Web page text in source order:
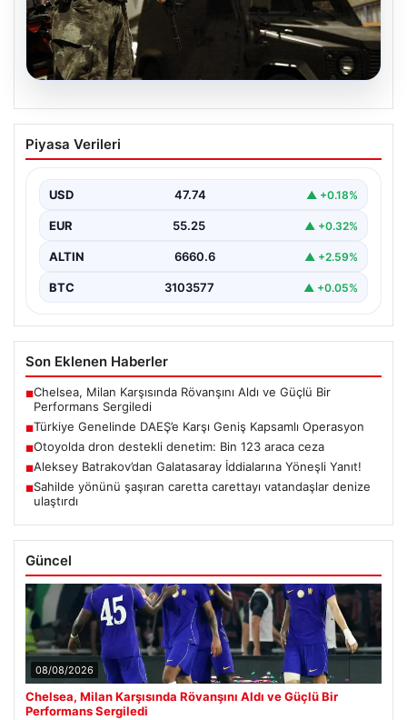
07.08.2026
Türkiye Genelinde DAEŞ’e Karşı Geniş
Kapsamlı Operasyon
yönelik 30 şehirde büyük çaplı bir operasyon
gerçekleştirildi. Jandarma…
Piyasa Verileri
USD 47.74 ▲ +0.18%
EUR 55.25 ▲ +0.32%
ALTIN 6660.6 ▲ +2.59%
BTC 3103577 ▲ +0.05%
Son Eklenen Haberler
■Chelsea, Milan Karşısında Rövanşını Aldı ve Güçlü Bir
Performans Sergiledi
■Türkiye Genelinde DAEŞ’e Karşı Geniş Kapsamlı Operasyon
■Otoyolda dron destekli denetim: Bin 123 araca ceza
■Aleksey Batrakov’dan Galatasaray İddialarına Yöneşli Yanıt!
■Sahilde yönünü şaşıran caretta carettayı vatandaşlar denize
ulaştırdı
Güncel
08/08/2026
Chelsea, Milan Karşısında Rövanşını Aldı ve Güçlü Bir
Performans Sergiledi